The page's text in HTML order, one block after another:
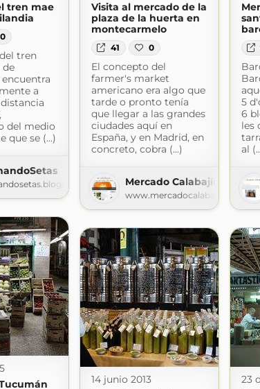
tren mae
0
tren
de
encuentra
a
del medio
que se (...)
Visita al mercado de la
plaza de la huerta en
montecarmelo
41 0
El concepto del
farmer's market
americano era algo que
tarde o pronto tenía
que llegar a las grandes
ciudades aquí en
España, y en Madrid, en
concreto, cobra (...)
Mercado Calabajío
www.mercadocalabajio.com
5
6
les
al
14 junio 2013
23